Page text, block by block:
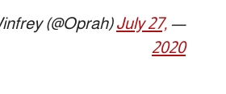
— Oprah Winfrey (@Oprah)
July 27,
2020